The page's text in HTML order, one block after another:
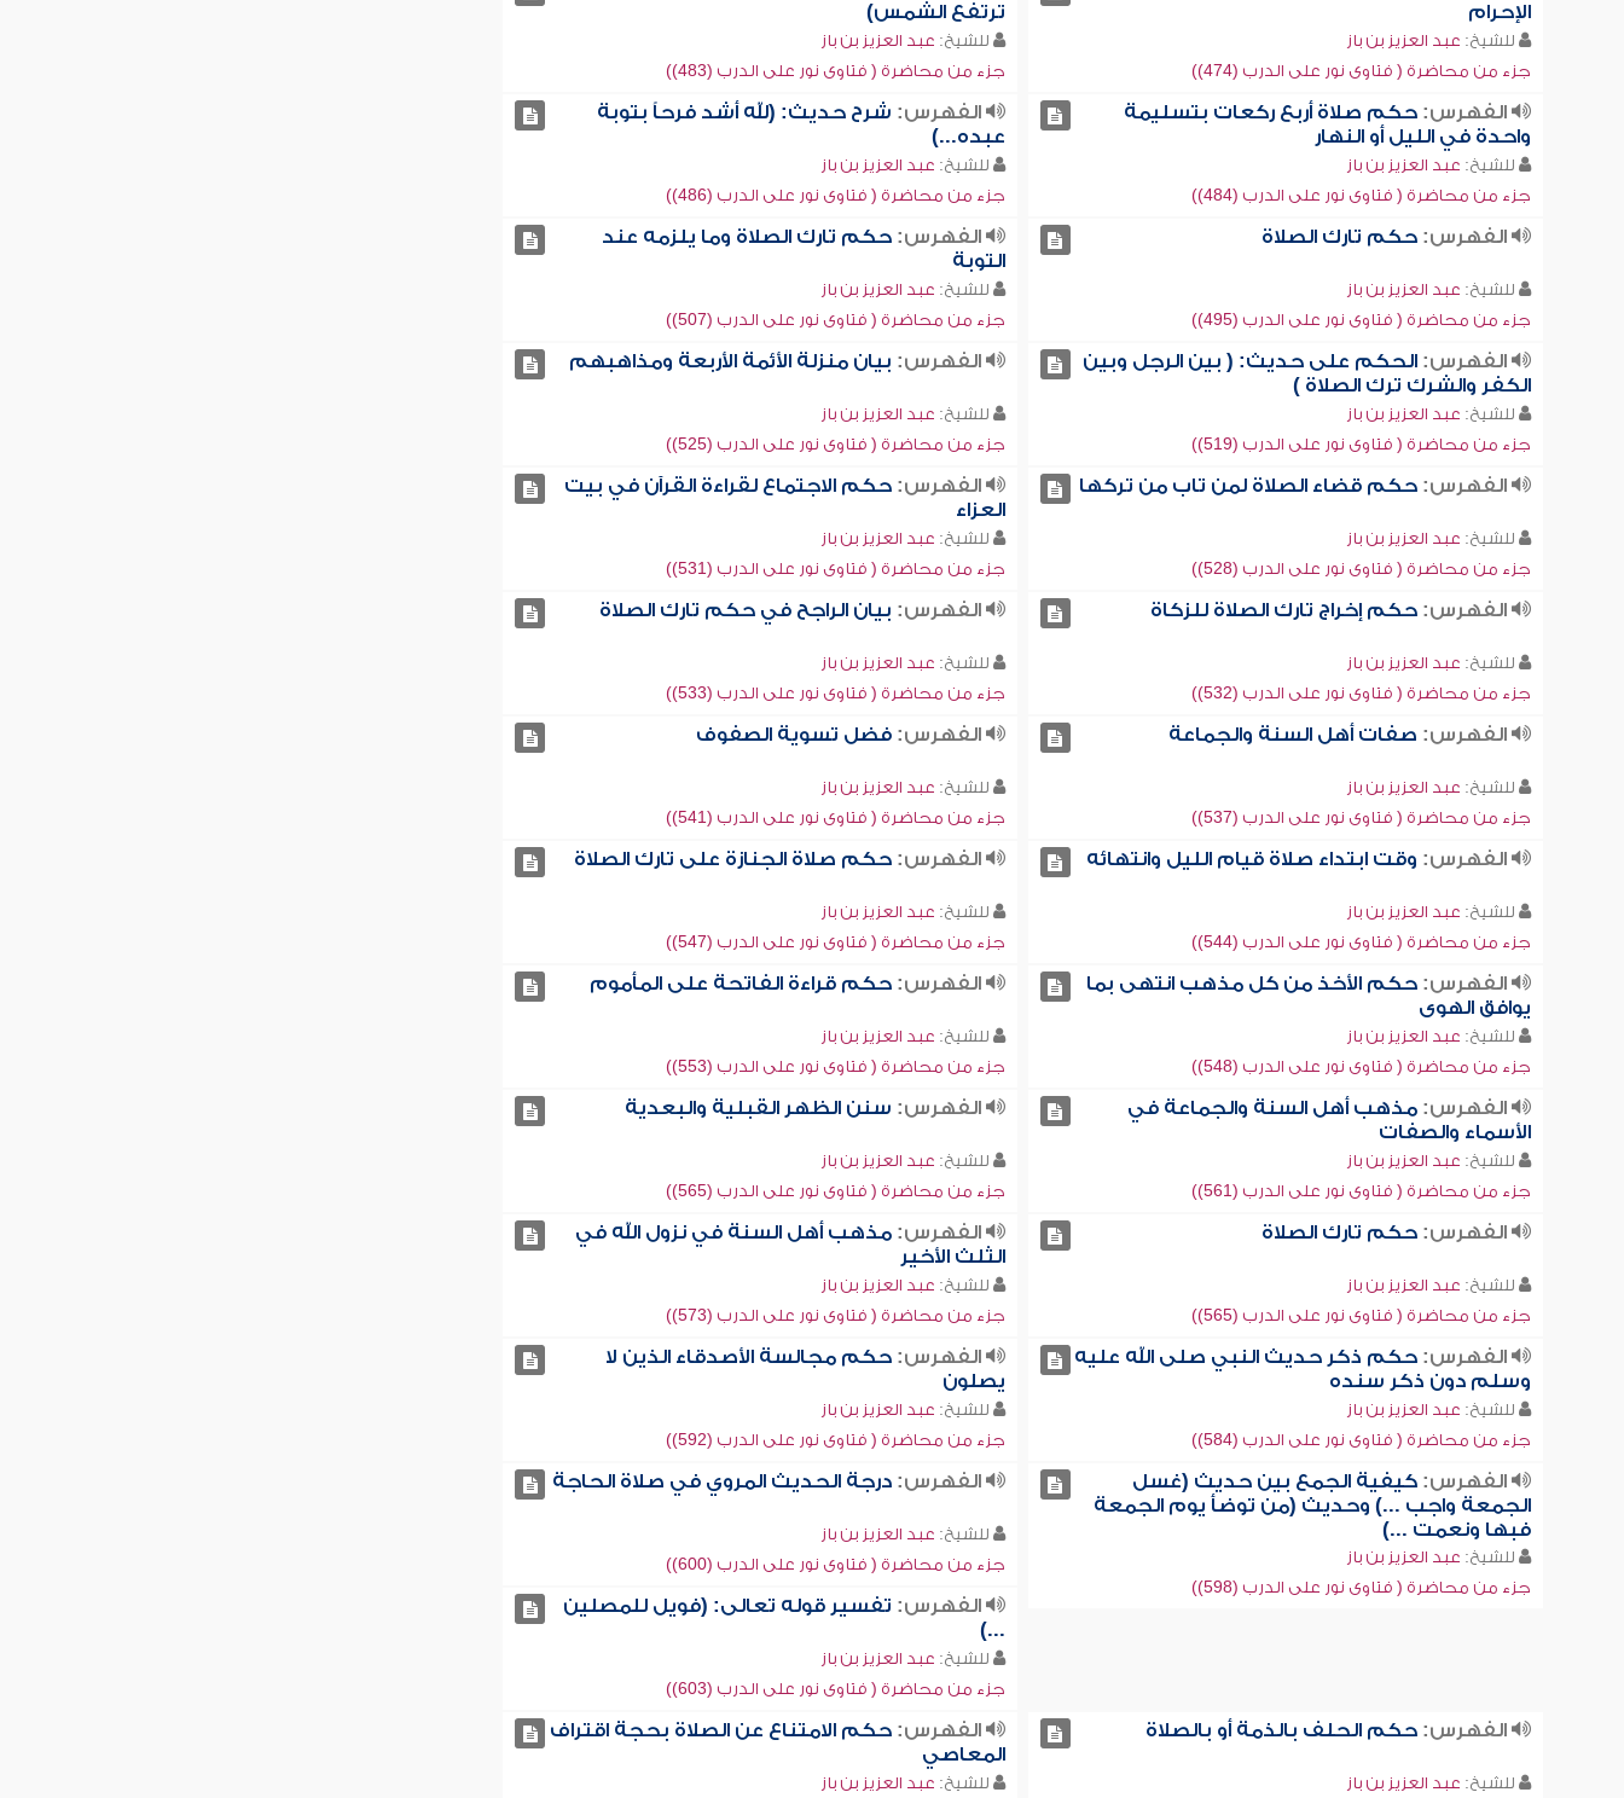
الإحرام
للشيخ: عبد العزيز بن باز
جزء من محاضرة ( فتاوى نور على الدرب (474))
ترتفع الشمس)
للشيخ: عبد العزيز بن باز
جزء من محاضرة ( فتاوى نور على الدرب (483))
الفهرس:حكم صلاة أربع ركعات بتسليمة
واحدة في الليل أو النهار
للشيخ: عبد العزيز بن باز
جزء من محاضرة ( فتاوى نور على الدرب (484))
الفهرس: شرح حديث: (لله أشد فرحاً بتوبة
عبده...)
للشيخ: عبد العزيز بن باز
جزء من محاضرة ( فتاوى نور على الدرب (486))
الفهرس:حكم تارك الصلاة
للشيخ: عبد العزيز بن باز
جزء من محاضرة ( فتاوى نور على الدرب (495))
الفهرس: حكم تارك الصلاة وما يلزمه عند
التوبة
للشيخ: عبد العزيز بن باز
جزء من محاضرة ( فتاوى نور على الدرب (507))
الفهرس:الحكم على حديث: ( بين الرجل وبين
الكفر والشرك ترك الصلاة )
للشيخ: عبد العزيز بن باز
جزء من محاضرة ( فتاوى نور على الدرب (519))
الفهرس: بيان منزلة الأئمة الأربعة ومذاهبهم
للشيخ: عبد العزيز بن باز
جزء من محاضرة ( فتاوى نور على الدرب (525))
الفهرس:حكم قضاء الصلاة لمن تاب من تركها
للشيخ: عبد العزيز بن باز
جزء من محاضرة ( فتاوى نور على الدرب (528))
الفهرس: حكم الاجتماع لقراءة القرآن في بيت
العزاء
للشيخ: عبد العزيز بن باز
جزء من محاضرة ( فتاوى نور على الدرب (531))
الفهرس:حكم إخراج تارك الصلاة للزكاة
للشيخ: عبد العزيز بن باز
جزء من محاضرة ( فتاوى نور على الدرب (532))
الفهرس: بيان الراجح في حكم تارك الصلاة
للشيخ: عبد العزيز بن باز
جزء من محاضرة ( فتاوى نور على الدرب (533))
الفهرس: صفات أهل السنة والجماعة
للشيخ: عبد العزيز بن باز
جزء من محاضرة ( فتاوى نور على الدرب (537))
الفهرس: فضل تسوية الصفوف
للشيخ: عبد العزيز بن باز
جزء من محاضرة ( فتاوى نور على الدرب (541))
الفهرس: وقت ابتداء صلاة قيام الليل وانتهائه
للشيخ: عبد العزيز بن باز
جزء من محاضرة ( فتاوى نور على الدرب (544))
الفهرس: حكم صلاة الجنازة على تارك الصلاة
للشيخ: عبد العزيز بن باز
جزء من محاضرة ( فتاوى نور على الدرب (547))
الفهرس:حكم الأخذ من كل مذهب انتهى بما
يوافق الهوى
للشيخ: عبد العزيز بن باز
جزء من محاضرة ( فتاوى نور على الدرب (548))
الفهرس: حكم قراءة الفاتحة على المأموم
للشيخ: عبد العزيز بن باز
جزء من محاضرة ( فتاوى نور على الدرب (553))
الفهرس:مذهب أهل السنة والجماعة في
الأسماء والصفات
للشيخ: عبد العزيز بن باز
جزء من محاضرة ( فتاوى نور على الدرب (561))
الفهرس: سنن الظهر القبلية والبعدية
للشيخ: عبد العزيز بن باز
جزء من محاضرة ( فتاوى نور على الدرب (565))
الفهرس:حكم تارك الصلاة
للشيخ: عبد العزيز بن باز
جزء من محاضرة ( فتاوى نور على الدرب (565))
الفهرس: مذهب أهل السنة في نزول الله في
الثلث الأخير
للشيخ: عبد العزيز بن باز
جزء من محاضرة ( فتاوى نور على الدرب (573))
الفهرس:حكم ذكر حديث النبي صلى الله عليه
وسلم دون ذكر سنده
للشيخ: عبد العزيز بن باز
جزء من محاضرة ( فتاوى نور على الدرب (584))
الفهرس: حكم مجالسة الأصدقاء الذين لا
يصلون
للشيخ: عبد العزيز بن باز
جزء من محاضرة ( فتاوى نور على الدرب (592))
الفهرس:كيفية الجمع بين حديث (غسل
الجمعة واجب ...) وحديث (من توضأ يوم الجمعة
فبها ونعمت ...)
للشيخ: عبد العزيز بن باز
جزء من محاضرة ( فتاوى نور على الدرب (598))
الفهرس: درجة الحديث المروي في صلاة الحاجة
للشيخ: عبد العزيز بن باز
جزء من محاضرة ( فتاوى نور على الدرب (600))
الفهرس: تفسير قوله تعالى: (فويل للمصلين
...)
للشيخ: عبد العزيز بن باز
جزء من محاضرة ( فتاوى نور على الدرب (603))
الفهرس:حكم الحلف بالذمة أو بالصلاة
للشيخ: عبد العزيز بن باز
الفهرس: حكم الامتناع عن الصلاة بحجة اقتراف
المعاصي
للشيخ: عبد العزيز بن باز